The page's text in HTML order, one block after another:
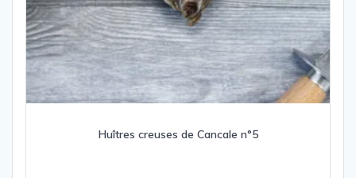
Huîtres creuses de Cancale n°5